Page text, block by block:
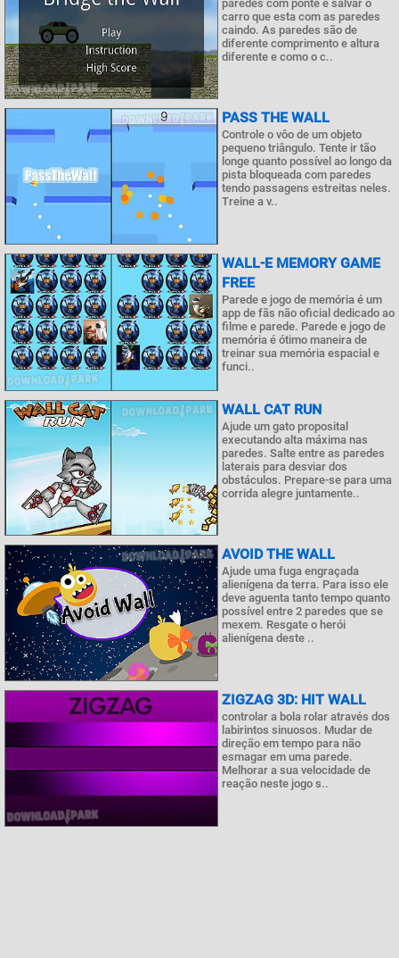
paredes com ponte e salvar o
carro que esta com as paredes
caindo. As paredes são de
diferente comprimento e altura
diferente e como o c..
PASS THE WALL
Controle o vôo de um objeto
pequeno triângulo. Tente ir tão
longe quanto possível ao longo da
pista bloqueada com paredes
tendo passagens estreitas neles.
Treine a v..
WALL-E MEMORY GAME
FREE
Parede e jogo de memória é um
app de fãs não oficial dedicado ao
filme e parede. Parede e jogo de
memória é ótimo maneira de
treinar sua memória espacial e
funci..
WALL CAT RUN
Ajude um gato proposital
executando alta máxima nas
paredes. Salte entre as paredes
laterais para desviar dos
obstáculos. Prepare-se para uma
corrida alegre juntamente..
AVOID THE WALL
Ajude uma fuga engraçada
alienígena da terra. Para isso ele
deve aguenta tanto tempo quanto
possível entre 2 paredes que se
mexem. Resgate o herói
alienígena deste ..
ZIGZAG 3D: HIT WALL
controlar a bola rolar através dos
labirintos sinuosos. Mudar de
direção em tempo para não
esmagar em uma parede.
Melhorar a sua velocidade de
reação neste jogo s..